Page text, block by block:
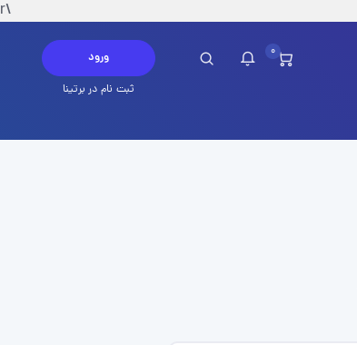
\r
0 ورود
ثبت نام در برتینا